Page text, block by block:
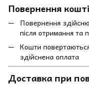
Повернення
Повернення
після отримання та
Кошти
здійснена оплата
Доставка при